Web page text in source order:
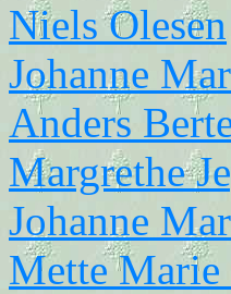
Niels Olesen
Johanne
Anders
Margrethe
Johanne
Mette Marie